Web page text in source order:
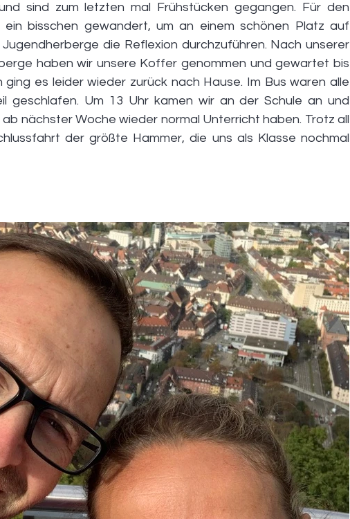
sind zum letzten mal Frühstücken gegangen. Für den
ein bisschen gewandert, um an einem schönen Platz auf
die Reflexion durchzuführen. Nach unserer
haben wir unsere Koffer genommen und gewartet bis
ging es leider wieder zurück nach Hause. Im Bus waren alle
geschlafen. Um 13 Uhr kamen wir an der Schule an und
nächster Woche wieder normal Unterricht haben. Trotz all
der größte Hammer, die uns als Klasse nochmal